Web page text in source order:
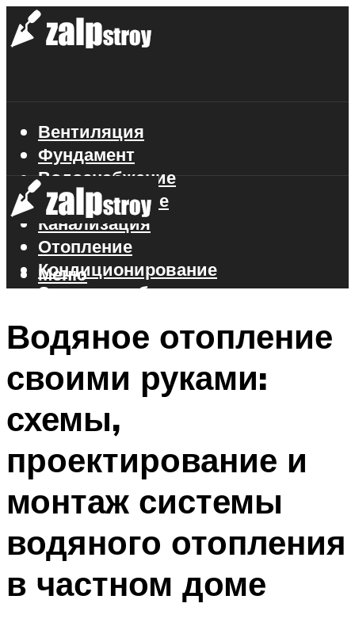
Вентиляция
Фундамент
Водоснабжение
Газоснабжение
Канализация
Отопление
Кондиционирование
Электроснабжение
Меню
Меню
Водяное отопление
своими руками:
схемы,
проектирование и
монтаж системы
водяного отопления
в частном доме